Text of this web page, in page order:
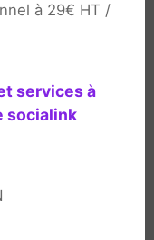
à 29€ HT /
services à
socialink